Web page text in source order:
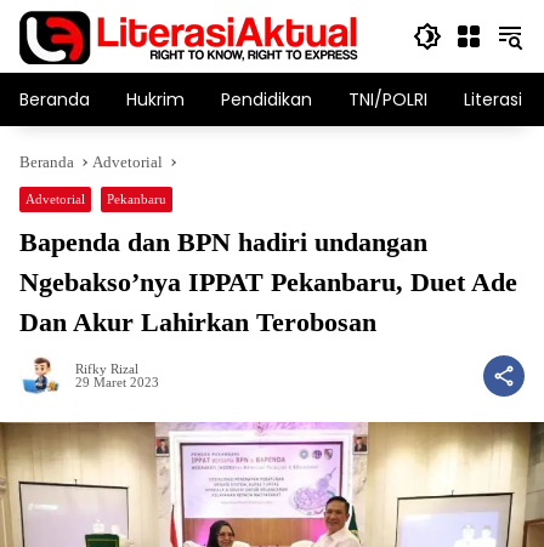
Langsung
konten
Beranda Hukrim Pendidikan TNI/POLRI Literasi
Beranda Advetorial
Advetorial Pekanbaru
Bapenda dan BPN hadiri undangan
Ngebakso’nya IPPAT Pekanbaru, Duet Ade
Dan Akur Lahirkan Terobosan
Rifky Rizal
29 Maret 2023